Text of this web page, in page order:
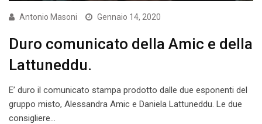
Antonio Masoni Gennaio 14, 2020
Duro comunicato della Amic e della
Lattuneddu.
E’ duro il comunicato stampa prodotto dalle due esponenti del
gruppo misto, Alessandra Amic e Daniela Lattuneddu. Le due
consigliere…